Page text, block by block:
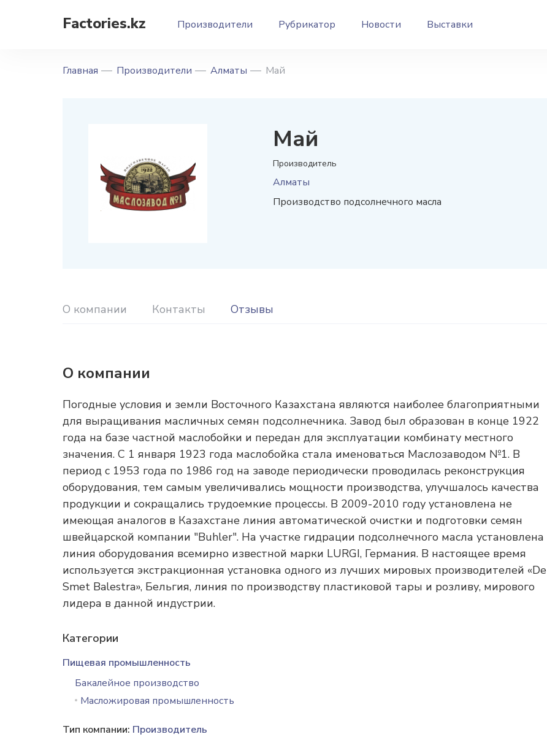
Factories.kz Производители Рубрикатор Новости Выставки
Главная Производители Алматы Май
Май
Производитель
Алматы
Производство подсолнечного масла
О компании Контакты Отзывы
О компании
Погодные условия и земли Восточного Казахстана являются наиболее благоприятными
для выращивания масличных семян подсолнечника. Завод был образован в конце 1922
года на базе частной маслобойки и передан для эксплуатации комбинату местного
значения. С 1 января 1923 года маслобойка стала именоваться Маслозаводом №1. В
период с 1953 года по 1986 год на заводе периодически проводилась реконструкция
оборудования, тем самым увеличивались мощности производства, улучшалось качества
продукции и сокращались трудоемкие процессы. В 2009-2010 году установлена не
имеющая аналогов в Казахстане линия автоматической очистки и подготовки семян
швейцарской компании "Buhler". На участке гидрации подсолнечного масла установлена
линия оборудования всемирно известной марки LURGI, Германия. В настоящее время
используется экстракционная установка одного из лучших мировых производителей «De
Smet Balestra», Бельгия, линия по производству пластиковой тары и розливу, мирового
лидера в данной индустрии.
Категории
Пищевая промышленность
Бакалейное производство
Масложировая промышленность
Тип компании: Производитель